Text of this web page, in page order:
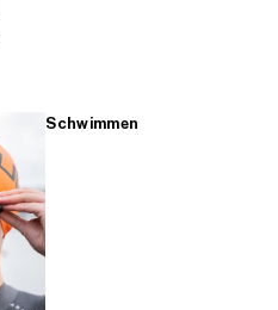
Schwimmen